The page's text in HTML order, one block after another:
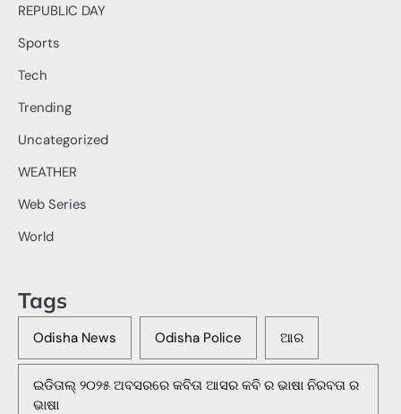
REPUBLIC DAY
Sports
Tech
Trending
Uncategorized
WEATHER
Web Series
World
Tags
Odisha News Odisha Police ଆର
ଇଡିତାଲ୍ ୨୦୨୫ ଅବସରରେ କବିତା ଆସର କବି ର ଭାଷା ନିରବତା ର
ଭାଷା